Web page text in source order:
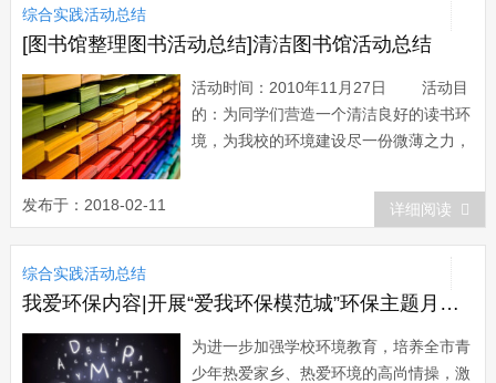
良好氛围。 我校先后召开三个专题工
作会议，即...
综合实践活动总结
[图书馆整理图书活动总结]清洁图书馆活动总结
活动时间：2010年11月27日 活动目
的：为同学们营造一个清洁良好的读书环
境，为我校的环境建设尽一份微薄之力，
的互相了解。 活动参与者： 燃心社
第三组成员 活动内容： 寒冷的
冬日丝毫不能打消我们活动的热情，在这
个冬日的下午，第三组成员走进了图...
发布于：2018-02-11 详细阅读
综合实践活动总结
我爱环保内容|开展“爱我环保模范城”环保主题月活动总结
为进一步加强学校环境教育，培养全市青
少年热爱家乡、热爱环境的高尚情操，激